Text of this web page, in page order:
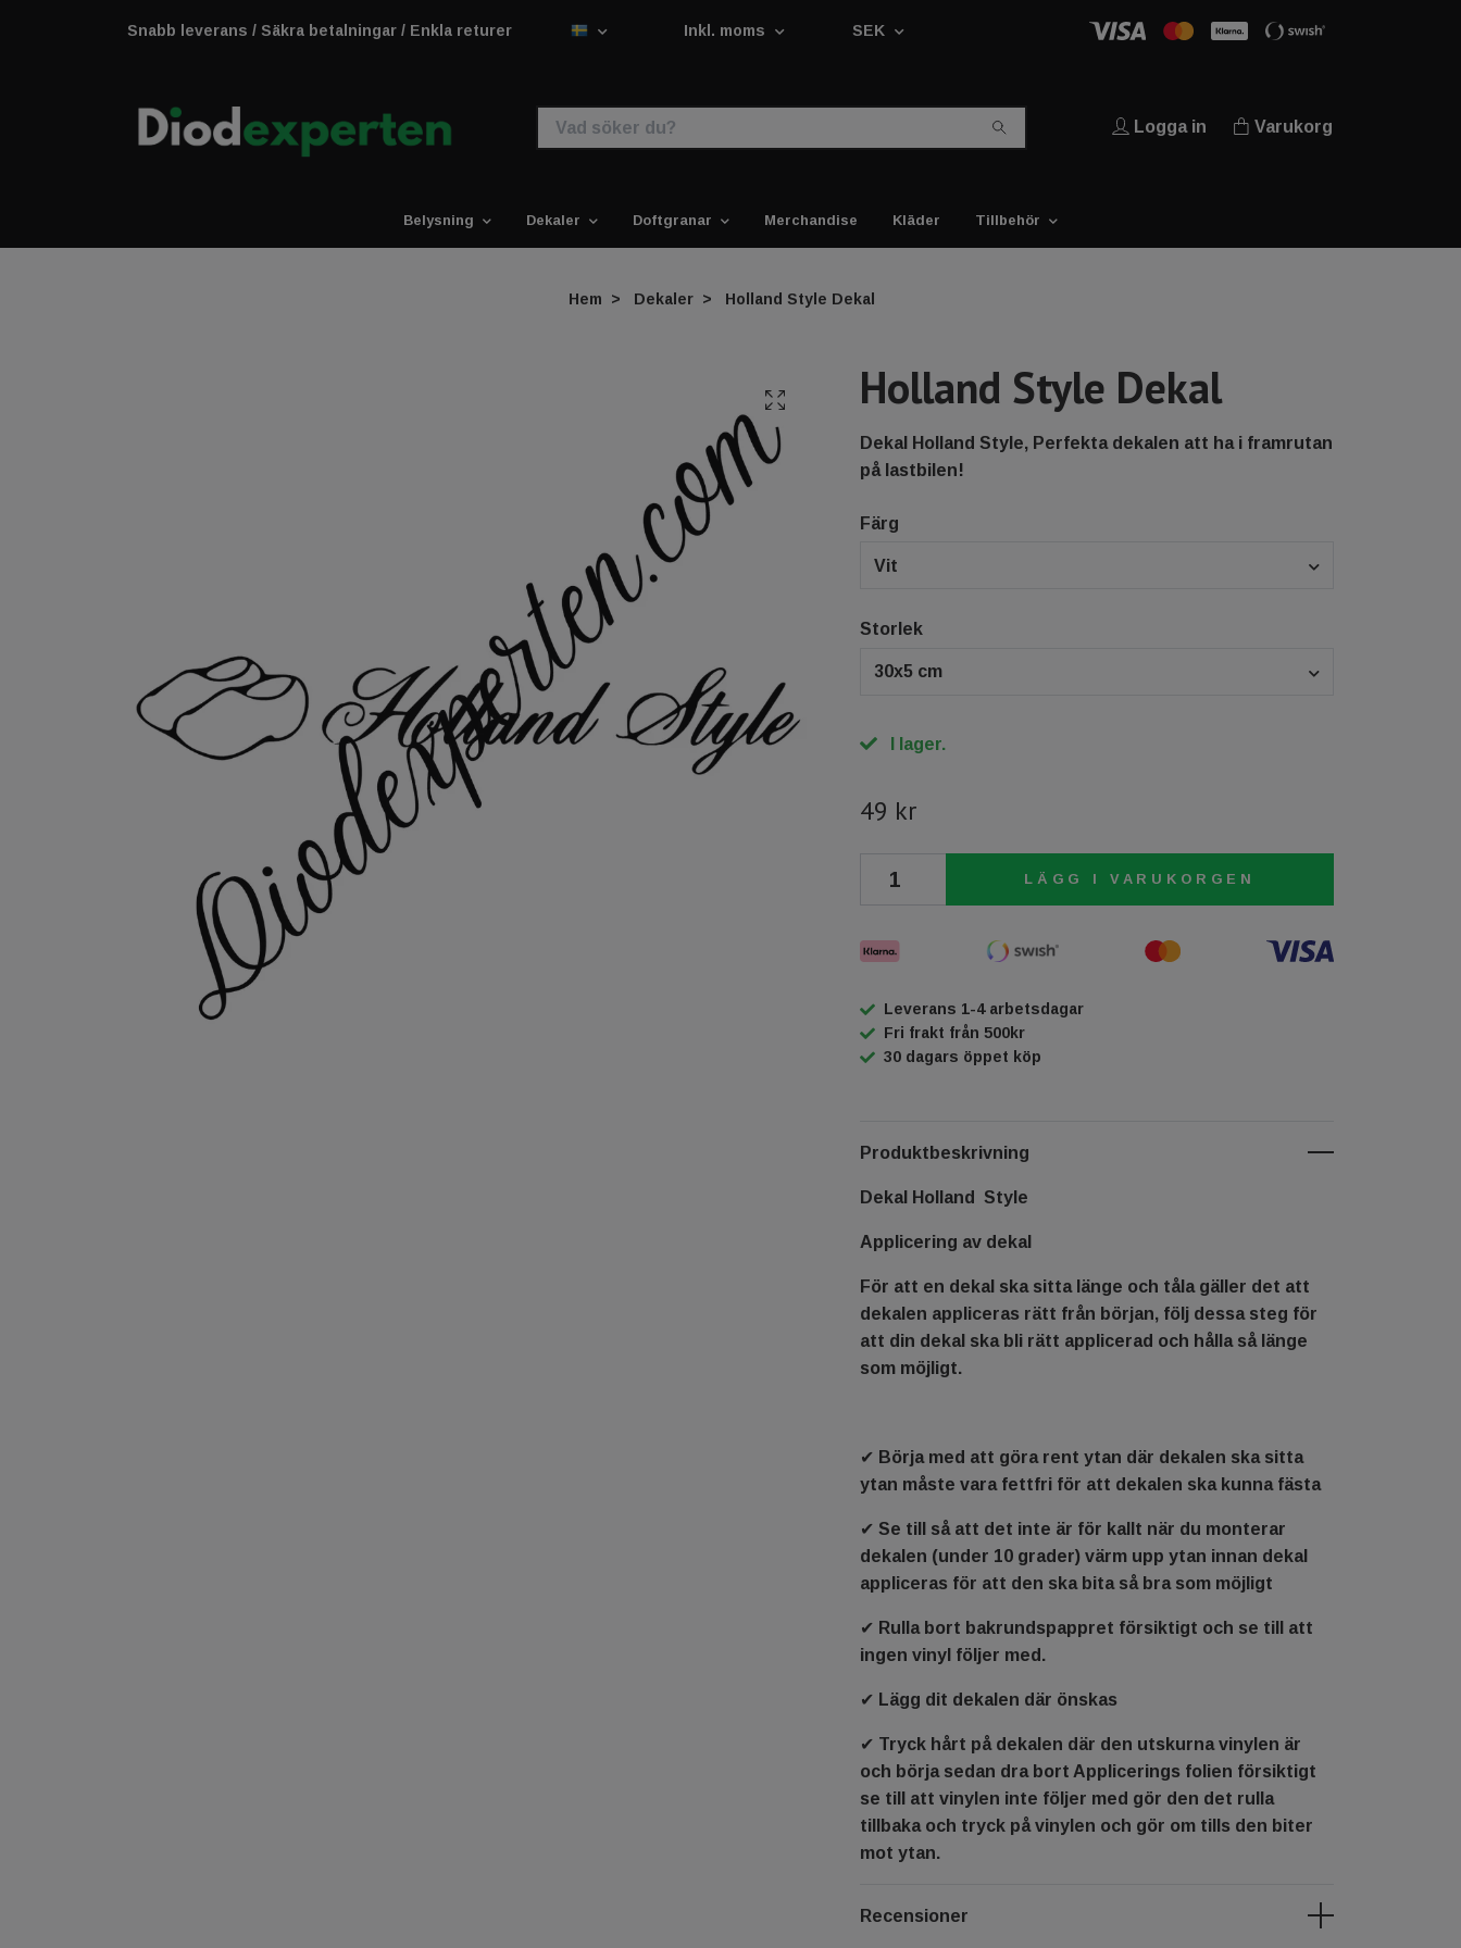
Snabb leverans / Säkra betalningar / Enkla returer Inkl. moms SEK
Logga in Varukorg
Belysning Dekaler Doftgranar Merchandise Kläder Tillbehör
Hem Dekaler Holland Style Dekal
Holland Style Dekal
Dekal Holland Style, Perfekta dekalen att ha i framrutan
på lastbilen!
Färg
Vit
Storlek
30x5 cm
I lager.
49 kr
LÄGG I VARUKORGEN
Leverans 1-4 arbetsdagar
Fri frakt från 500kr
30 dagars öppet köp
Produktbeskrivning
Dekal Holland Style
Applicering av dekal
För att en dekal ska sitta länge och tåla gäller det att
dekalen appliceras rätt från början, följ dessa steg för
att din dekal ska bli rätt applicerad och hålla så länge
som möjligt.
✔ Börja med att göra rent ytan där dekalen ska sitta
ytan måste vara fettfri för att dekalen ska kunna fästa
✔ Se till så att det inte är för kallt när du monterar
dekalen (under 10 grader) värm upp ytan innan dekal
appliceras för att den ska bita så bra som möjligt
✔ Rulla bort bakrundspappret försiktigt och se till att
ingen vinyl följer med.
✔ Lägg dit dekalen där önskas
✔ Tryck hårt på dekalen där den utskurna vinylen är
och börja sedan dra bort Applicerings folien försiktigt
se till att vinylen inte följer med gör den det rulla
tillbaka och tryck på vinylen och gör om tills den biter
mot ytan.
Recensioner